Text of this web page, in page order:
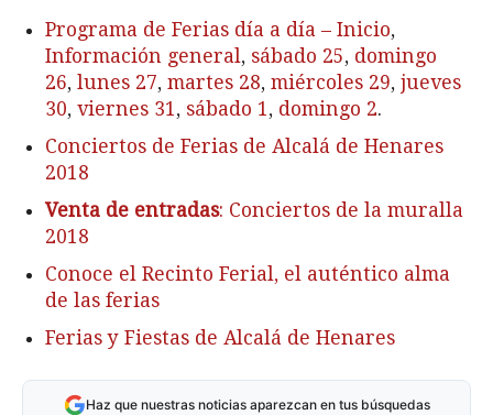
Programa de Ferias día a día – Inicio,
Información general, sábado 25, domingo
26, lunes 27, martes 28, miércoles 29, jueves
30, viernes 31, sábado 1, domingo 2.
Conciertos de Ferias de Alcalá de Henares
2018
Venta de entradas: Conciertos de la muralla
2018
Conoce el Recinto Ferial, el auténtico alma
de las ferias
Ferias y Fiestas de Alcalá de Henares
Haz que nuestras noticias aparezcan en tus búsquedas